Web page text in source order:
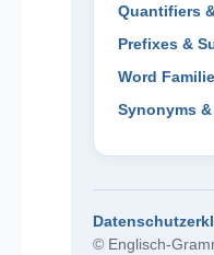
Quantifiers
Prefixes &
Word
Synonyms
© Englisch-